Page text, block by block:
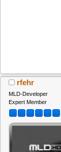
rfehr
MLD-Developer
Expert Member